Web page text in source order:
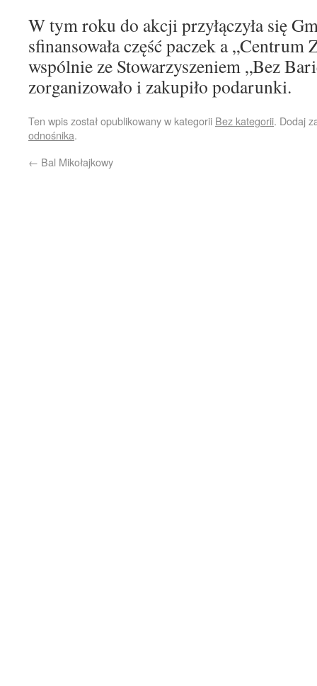
W tym roku do akcji przyłączyła się
sfinansowała część paczek a
wspólnie ze Stowarzyszeniem „Bez
zorganizowało i zakupiło podarunki.
Ten wpis został opublikowany w kategorii Bez kategorii. Dodaj
odnośnika.
← Bal Mikołajkowy